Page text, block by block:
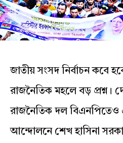
জাতীয় সংসদ নির্বাচন কবে
রাজনৈতিক মহলে বড় প্রশ্ন।
রাজনৈতিক দল বিএনপিতেও
আন্দোলনে শেখ হাসিনা